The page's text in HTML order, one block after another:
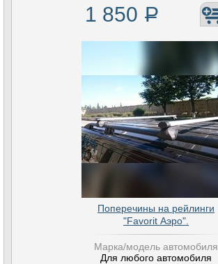
1 850 Р
Поперечины на рейлинги
"Favorit Аэро".
Марка/модель автомобиля
Для любого автомобиля